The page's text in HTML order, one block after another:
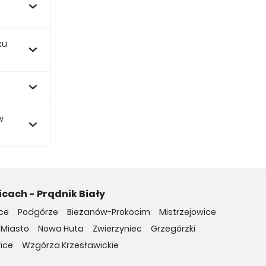
- Prądnik Biały
Podgórze Bieżanów-Prokocim
Mistrzejowice
Nowa Huta Zwierzyniec
Grzegórzki
Wzgórza Krzesławickie